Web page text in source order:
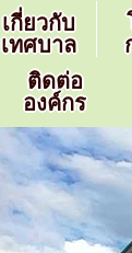
เกี่ยวกับ
เทศบาล
ติดต่อ
องค์กร